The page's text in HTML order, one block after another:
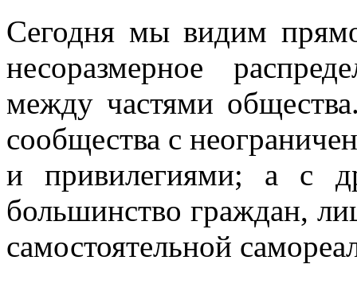
Сегодня мы видим
несоразмерное
между частями
сообщества с
и привилегиями; а с
большинство граждан,
самостоятельной